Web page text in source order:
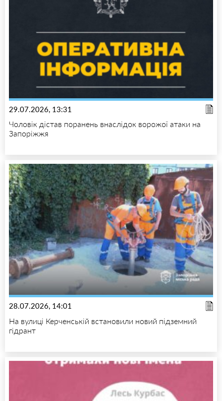
29.07.2026, 13:31
Чоловік дістав поранень внаслідок ворожої атаки на
Запоріжжя
28.07.2026, 14:01
На вулиці Керченській встановили новий підземний
гідрант